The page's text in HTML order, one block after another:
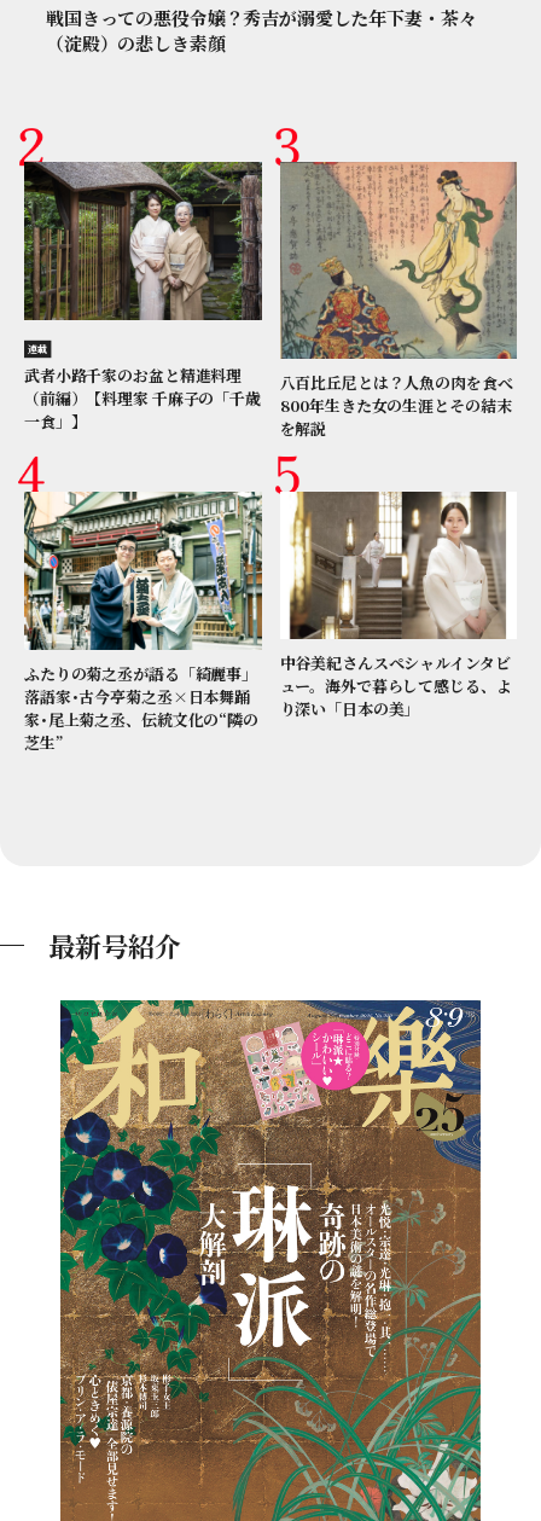
戦国きっての悪役令嬢？秀吉が溺愛した年下妻・茶々
（淀殿）の悲しき素顔
連載
武者小路千家のお盆と精進料理
（前編）【料理家 千麻子の「千歳
一食」】
八百比丘尼とは？人魚の肉を食べ
800年生きた女の生涯とその結末
を解説
ふたりの菊之丞が語る「綺麗事」
落語家･古今亭菊之丞×日本舞踊
家･尾上菊之丞、伝統文化の“隣の
芝生”
中谷美紀さんスペシャルインタビ
ュー。海外で暮らして感じる、よ
り深い「日本の美」
最新号紹介